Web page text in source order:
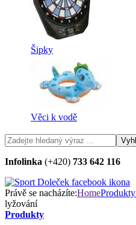
Šipky
Věci k vodě
Infolinka (+420) 733 642 116
Právě se nacházíte:HomeProdukty
lyžování
Produkty